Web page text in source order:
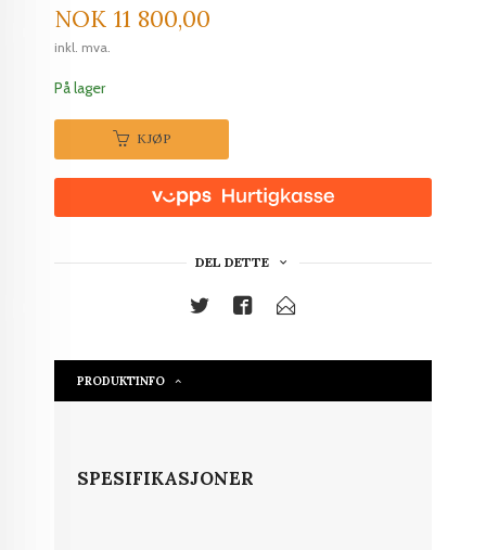
Pris
NOK 11 800,00
inkl. mva.
På lager
KJØP
DEL DETTE
PRODUKTINFO
SPESIFIKASJONER